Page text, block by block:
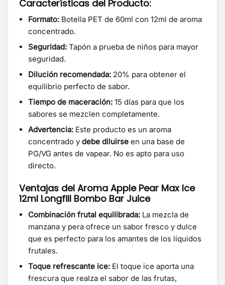
Características del Producto:
Formato: Botella PET de 60ml con 12ml de aroma
concentrado.
Seguridad: Tapón a prueba de niños para mayor
seguridad.
Dilución recomendada: 20% para obtener el
equilibrio perfecto de sabor.
Tiempo de maceración: 15 días para que los
sabores se mezclen completamente.
Advertencia: Este producto es un aroma
concentrado y debe diluirse en una base de
PG/VG antes de vapear. No es apto para uso
directo.
Ventajas del Aroma Apple Pear Max Ice
12ml Longfill Bombo Bar Juice
Combinación frutal equilibrada: La mezcla de
manzana y pera ofrece un sabor fresco y dulce
que es perfecto para los amantes de los líquidos
frutales.
Toque refrescante ice: El toque ice aporta una
frescura que realza el sabor de las frutas,